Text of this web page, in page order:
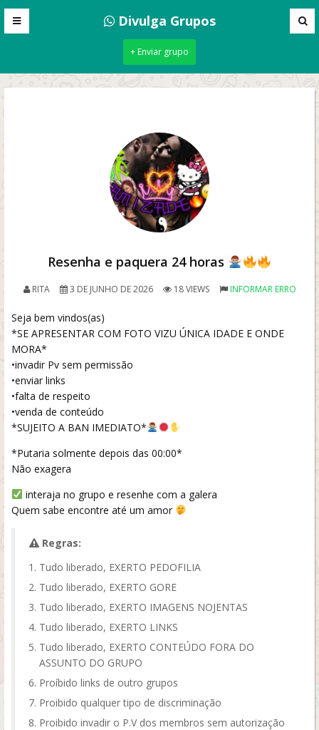
Divulga Grupos
+ Enviar grupo
Resenha e paquera 24 horas
RITA 3 DE JUNHO DE 2026 18 VIEWS INFORMAR ERRO
Seja bem vindos(as)
*SE APRESENTAR COM FOTO VIZU ÚNICA IDADE E ONDE
MORA*
•invadir Pv sem permissão
•enviar links
•falta de respeito
•venda de conteúdo
*SUJEITO A BAN IMEDIATO*
*Putaria solmente depois das 00:00*
Não exagera
interaja no grupo e resenhe com a galera
Quem sabe encontre até um amor
Regras:
Tudo liberado, EXERTO PEDOFILIA
Tudo liberado, EXERTO GORE
Tudo liberado, EXERTO IMAGENS NOJENTAS
Tudo liberado, EXERTO LINKS
Tudo liberado, EXERTO CONTEÚDO FORA DO
ASSUNTO DO GRUPO
Proíbido links de outro grupos
Proibido qualquer tipo de discriminação
Proibido invadir o P.V dos membros sem autorização